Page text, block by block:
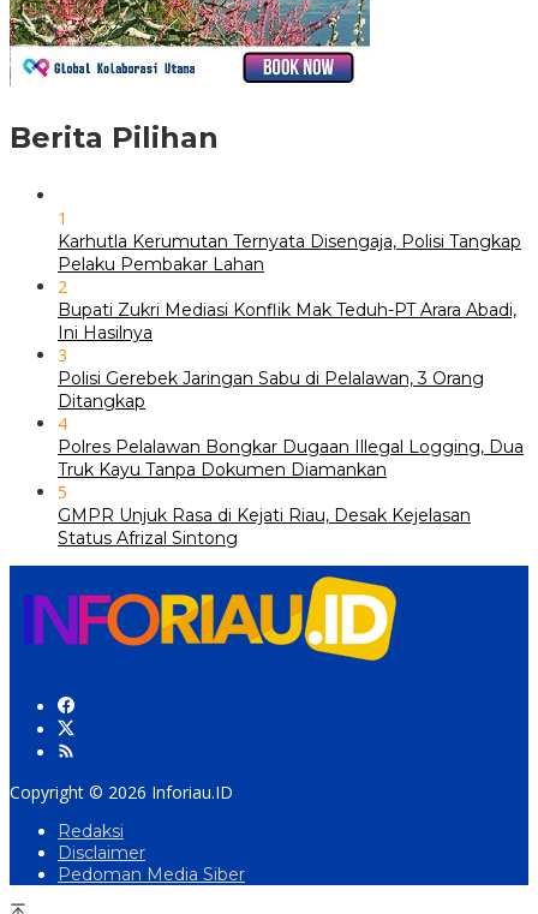
Berita Pilihan
1
Karhutla Kerumutan Ternyata Disengaja, Polisi Tangkap
Pelaku Pembakar Lahan
2
Bupati Zukri Mediasi Konflik Mak Teduh-PT Arara Abadi,
Ini Hasilnya
3
Polisi Gerebek Jaringan Sabu di Pelalawan, 3 Orang
Ditangkap
4
Polres Pelalawan Bongkar Dugaan Illegal Logging, Dua
Truk Kayu Tanpa Dokumen Diamankan
5
GMPR Unjuk Rasa di Kejati Riau, Desak Kejelasan
Status Afrizal Sintong
Copyright © 2026 Inforiau.ID
Redaksi
Disclaimer
Pedoman Media Siber